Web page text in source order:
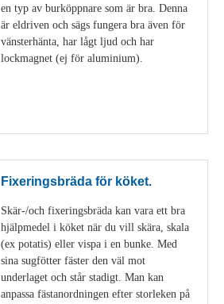
en typ av burköppnare som är bra. Denna
är eldriven och sägs fungera bra även för
vänsterhänta, har lågt ljud och har
lockmagnet (ej för aluminium).
Fixeringsbräda för köket.
Skär-/och fixeringsbräda kan vara ett bra
hjälpmedel i köket när du vill skära, skala
(ex potatis) eller vispa i en bunke. Med
sina sugfötter fäster den väl mot
underlaget och står stadigt. Man kan
anpassa fästanordningen efter storleken på